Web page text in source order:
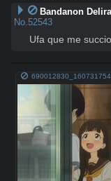
Bandanon
No. 52543
Ufa que me